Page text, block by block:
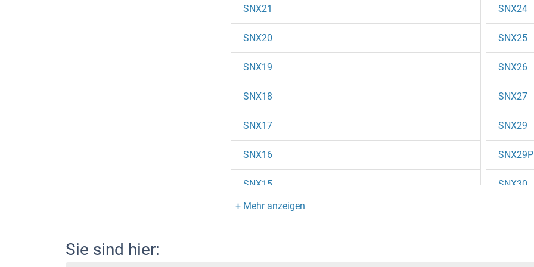
SNX21
SNX20
SNX19
SNX18
SNX17
SNX16
SNX15
SNX14
SNX24
SNX25
SNX26
SNX27
SNX29
SNX30
Sie sind hier: